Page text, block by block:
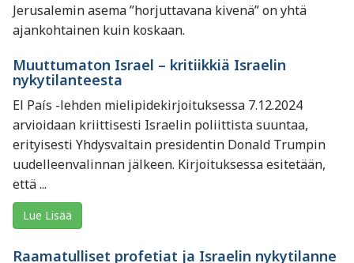
Jerusalemin asema ”horjuttavana kivenä” on yhtä
ajankohtainen kuin koskaan.
Muuttumaton Israel – kritiikkiä Israelin
nykytilanteesta
El País -lehden mielipidekirjoituksessa 7.12.2024
arvioidaan kriittisesti Israelin poliittista suuntaa,
erityisesti Yhdysvaltain presidentin Donald Trumpin
uudelleenvalinnan jälkeen. Kirjoituksessa esitetään,
että ...
Lue Lisää
Raamatulliset profetiat ja Israelin nykytilanne